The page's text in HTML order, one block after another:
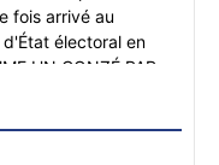
fois arrivé au
électoral en
UN CONZÉ PAR
entente avec les